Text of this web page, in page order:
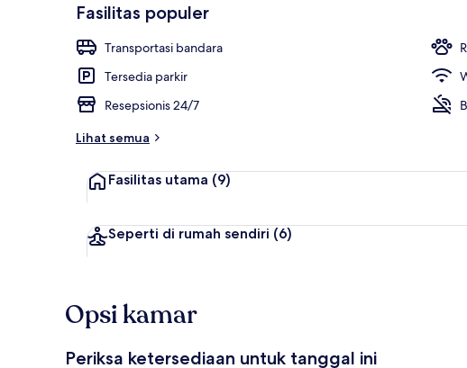
Fasilitas populer
Transportasi bandara
Tersedia parkir
Resepsionis 24/7
Lihat semua
Fasilitas utama (9)
Seperti di rumah sendiri (6)
Opsi kamar
Periksa ketersediaan untuk tanggal ini